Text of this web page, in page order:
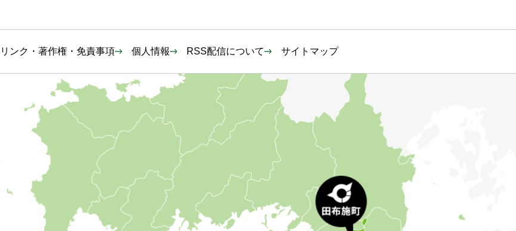
リンク・著作権・免責事項 個人情報 RSS配信について サイトマップ